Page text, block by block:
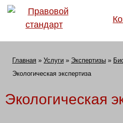
Главная » Услуги » Экспертизы »
Экологическая экспертиза
Экологическая